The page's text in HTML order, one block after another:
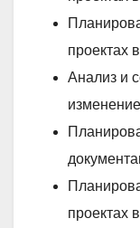
проектах
Анализ и
изменение
проектах